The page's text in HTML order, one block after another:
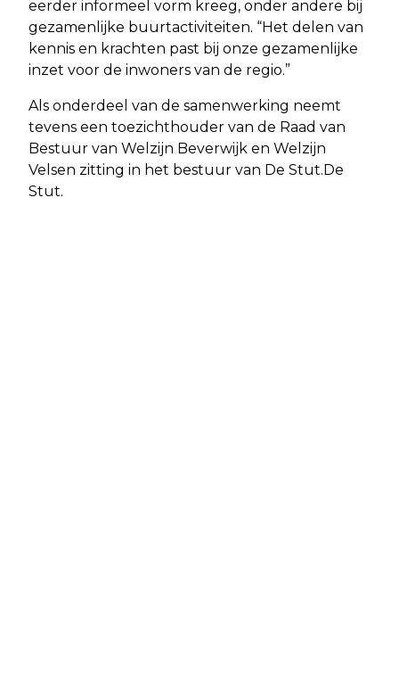
eerder informeel vorm kreeg, onder andere bij
gezamenlijke buurtactiviteiten. “Het delen van
kennis en krachten past bij onze gezamenlijke
inzet voor de inwoners van de regio.”
Als onderdeel van de samenwerking neemt
tevens een toezichthouder van de Raad van
Bestuur van Welzijn Beverwijk en Welzijn
Velsen zitting in het bestuur van De Stut.De
Stut.